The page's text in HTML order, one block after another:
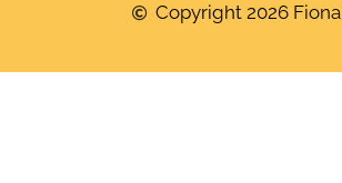
Copyright 2026 Fiona